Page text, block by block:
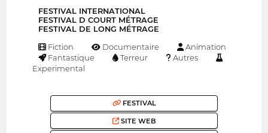
FESTIVAL INTERNATIONAL
FESTIVAL D COURT MÉTRAGE
FESTIVAL DE LONG MÉTRAGE
Fiction Documentaire
Animation
Fantastique
Terreur
Autres
Experimental
FESTIVAL
SITE WEB